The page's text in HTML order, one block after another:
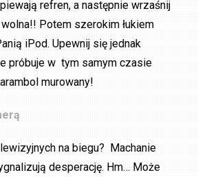
refren, a następnie wrzaśnij
Potem szerokim łukiem
iPod. Upewnij się jednak
próbuje w tym samym czasie
murowany!
na biegu? Machanie
desperację. Hm… Może